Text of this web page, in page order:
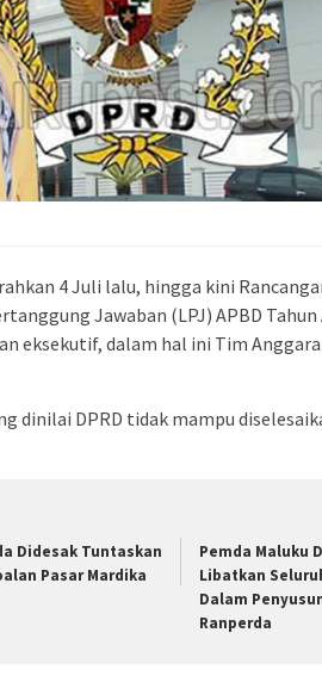
4 Juli lalu, hingga kini
Jawaban (LPJ) APBD Tahun
eksekutif, dalam hal ini Tim
dinilai DPRD tidak mampu
Didesak Tuntaskan
Pasar Mardika
Pemda Maluku
Libatkan
Dalam
Ranperda